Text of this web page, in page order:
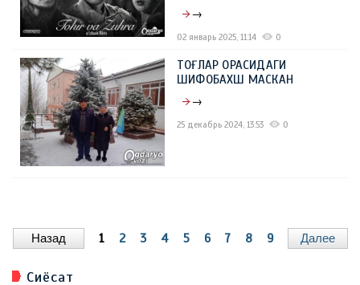
→
02 январь 2025, 11:14 0
ТОҒЛАР ОРАСИДАГИ
ШИФОБАХШ МАСКАН
→
25 декабрь 2024, 13:53 0
Назад 1 2 3 4 5 6 7 8 9 Далее
Сиёсат